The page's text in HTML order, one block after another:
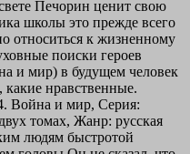
Печорин ценит свою
школы это прежде всего
относиться к жизненному
поиски героев
и мир) в будущем человек
какие нравственные.
Война и мир, Серия:
томах, Жанр: русская
людям быстротой